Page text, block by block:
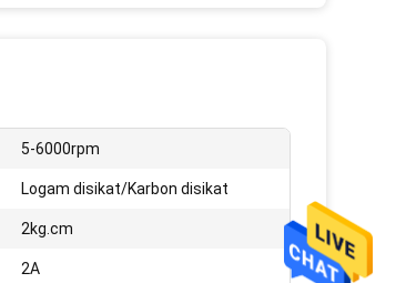
5-6000rpm
Logam disikat/Karbon disikat
2kg.cm
2A